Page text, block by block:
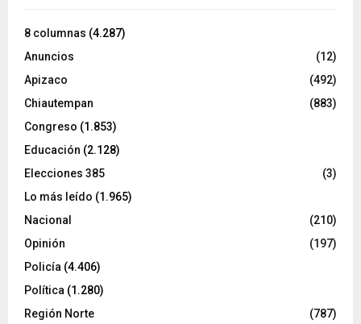
8 columnas (4.287)
Anuncios
(12)
Apizaco
(492)
Chiautempan
(883)
Congreso (1.853)
Educación (2.128)
Elecciones 385
(3)
Lo más leído (1.965)
Nacional
(210)
Opinión
(197)
Policía (4.406)
Política (1.280)
Región Norte
(787)